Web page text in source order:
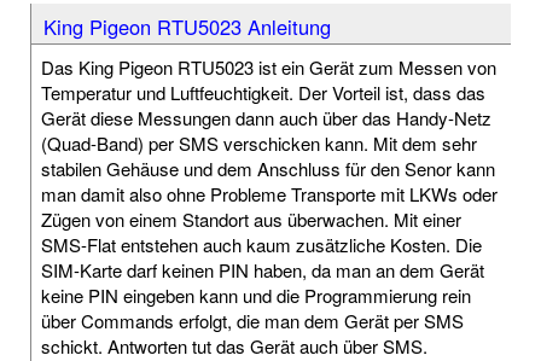
King Pigeon RTU5023 Anleitung
Das King Pigeon RTU5023 ist ein Gerät zum Messen von
Temperatur und Luftfeuchtigkeit. Der Vorteil ist, dass das
Gerät diese Messungen dann auch über das Handy-Netz
(Quad-Band) per SMS verschicken kann. Mit dem sehr
stabilen Gehäuse und dem Anschluss für den Senor kann
man damit also ohne Probleme Transporte mit LKWs oder
Zügen von einem Standort aus überwachen. Mit einer
SMS-Flat entstehen auch kaum zusätzliche Kosten. Die
SIM-Karte darf keinen PIN haben, da man an dem Gerät
keine PIN eingeben kann und die Programmierung rein
über Commands erfolgt, die man dem Gerät per SMS
schickt. Antworten tut das Gerät auch über SMS.